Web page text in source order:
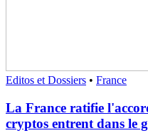
Editos et Dossiers • France
La France ratifie
cryptos entrent dans le